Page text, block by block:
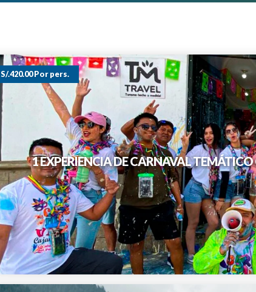
S/.420.00 Por pers.
1 EXPERIENCIA DE CARNAVAL